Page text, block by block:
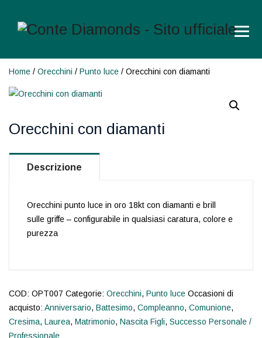
Home / Orecchini / Punto luce / Orecchini con diamanti
Orecchini con diamanti
Descrizione
Orecchini punto luce in oro 18kt con diamanti e brill
sulle griffe – configurabile in qualsiasi caratura, colore e
purezza
COD: OPT007 Categorie: Orecchini, Punto luce Occasioni di
acquisto: Anniversario, Battesimo, Compleanno, Comunione,
Cresima, Laurea, Matrimonio, Nascita Figli, Successo Personale /
Professionale